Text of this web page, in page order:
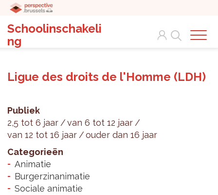
Schoolinschakeli
ng
Search
Ligue des droits de l'Homme (LDH)
Publiek
2,5 tot 6 jaar
van 6 tot 12 jaar
van 12 tot 16 jaar
ouder dan 16 jaar
Categorieën
Animatie
Burgerzinanimatie
Sociale animatie